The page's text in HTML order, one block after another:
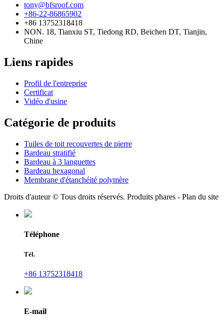
tony@bfsroof.com
+86-22-86865902
+86 13752318418
NON. 18, Tianxiu ST, Tiedong RD, Beichen DT, Tianjin,
Chine
Liens rapides
Profil de l'entreprise
Certificat
Vidéo d'usine
Catégorie de produits
Tuiles de toit recouvertes de pierre
Bardeau stratifié
Bardeau à 3 languettes
Bardeau hexagonal
Membrane d'étanchéité polymère
Droits d'auteur © Tous droits réservés. Produits phares - Plan du site
Téléphone
Tél.
+86 13752318418
E-mail